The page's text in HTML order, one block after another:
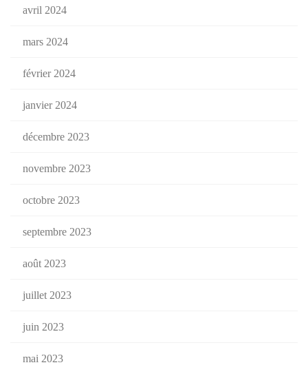
avril 2024
mars 2024
février 2024
janvier 2024
décembre 2023
novembre 2023
octobre 2023
septembre 2023
août 2023
juillet 2023
juin 2023
mai 2023